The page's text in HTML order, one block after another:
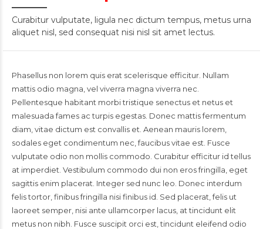
Curabitur vulputate, ligula nec dictum tempus, metus urna
aliquet nisl, sed consequat nisi nisl sit amet lectus.
Phasellus non lorem quis erat scelerisque efficitur. Nullam
mattis odio magna, vel viverra magna viverra nec.
Pellentesque habitant morbi tristique senectus et netus et
malesuada fames ac turpis egestas. Donec mattis fermentum
diam, vitae dictum est convallis et. Aenean mauris lorem,
sodales eget condimentum nec, faucibus vitae est. Fusce
vulputate odio non mollis commodo. Curabitur efficitur id tellus
at imperdiet. Vestibulum commodo dui non eros fringilla, eget
sagittis enim placerat. Integer sed nunc leo. Donec interdum
felis tortor, finibus fringilla nisi finibus id. Sed placerat, felis ut
laoreet semper, nisi ante ullamcorper lacus, at tincidunt elit
metus non nibh. Fusce suscipit orci est, tincidunt eleifend odio